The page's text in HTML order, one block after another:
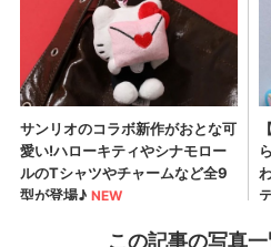
この記事の写真一